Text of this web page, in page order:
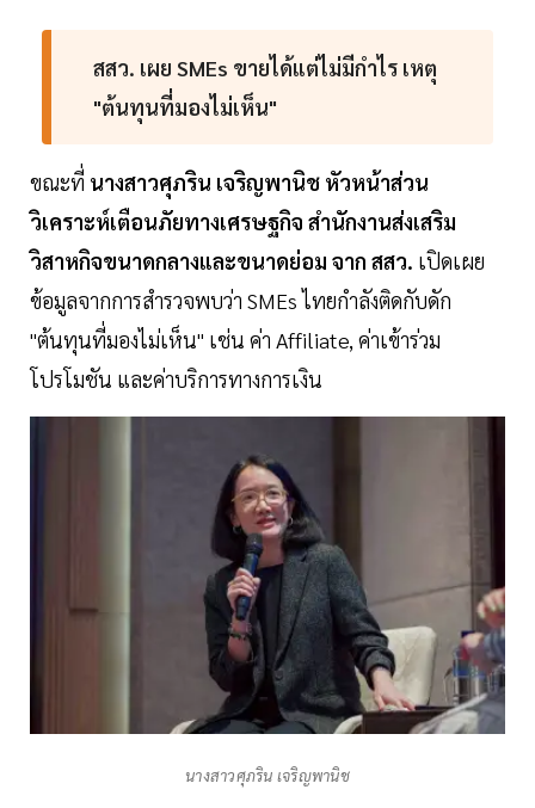
สสว. เผย SMEs ขายได้แต่ไม่มีกำไร เหตุ
"ต้นทุนที่มองไม่เห็น"
ขณะที่ นางสาวศุภริน เจริญพานิช หัวหน้าส่วน
วิเคราะห์เตือนภัยทางเศรษฐกิจ สำนักงานส่งเสริม
วิสาหกิจขนาดกลางและขนาดย่อม จาก สสว. เปิดเผย
ข้อมูลจากการสำรวจพบว่า SMEs ไทยกำลังติดกับดัก
"ต้นทุนที่มองไม่เห็น" เช่น ค่า Affiliate, ค่าเข้าร่วม
โปรโมชัน และค่าบริการทางการเงิน
นางสาวศุภริน เจริญพานิช